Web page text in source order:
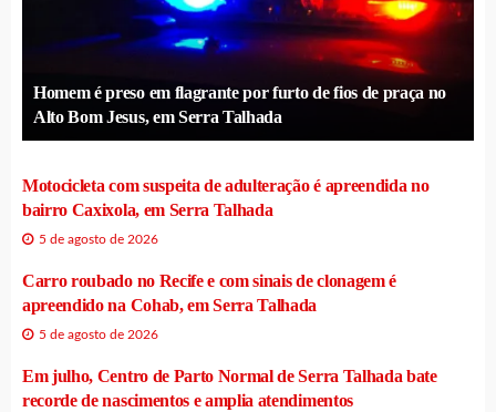
Homem é preso em flagrante por furto de fios de praça no
Alto Bom Jesus, em Serra Talhada
Motocicleta com suspeita de adulteração é apreendida no
bairro Caxixola, em Serra Talhada
5 de agosto de 2026
Carro roubado no Recife e com sinais de clonagem é
apreendido na Cohab, em Serra Talhada
5 de agosto de 2026
Em julho, Centro de Parto Normal de Serra Talhada bate
recorde de nascimentos e amplia atendimentos